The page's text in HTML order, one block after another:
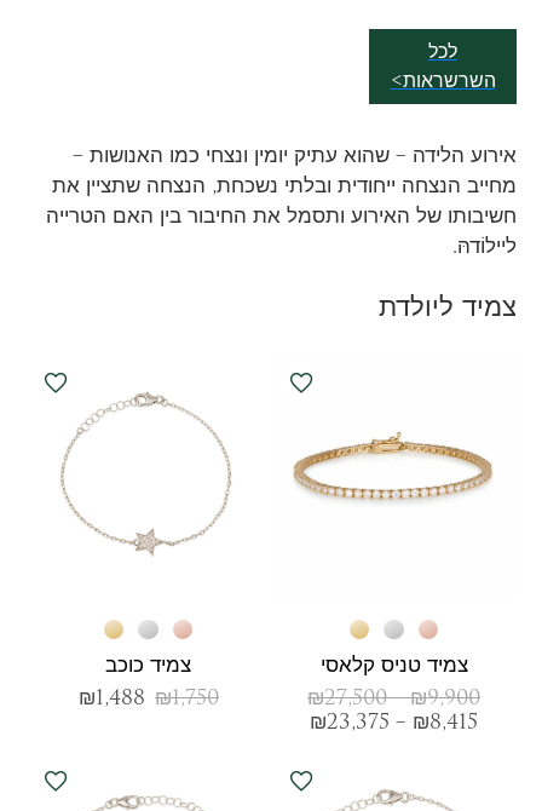
לכל
השרשראות>
אירוע הלידה – שהוא עתיק יומין ונצחי כמו האנושות –
מחייב הנצחה ייחודית ובלתי נשכחת, הנצחה שתציין את
חשיבותו של האירוע ותסמל את החיבור בין האם הטרייה
ליילוֹדהּ.
צמיד ליולדת
צמיד טניס קלאסי
₪9,900
–
₪27,500
₪8,415
–
₪23,375
צמיד כוכב
₪1,750
₪1,488